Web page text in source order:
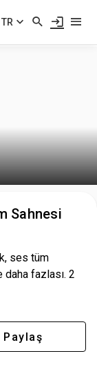
TR
Sahnesi
ses tüm
fazlası. 2
Paylaş